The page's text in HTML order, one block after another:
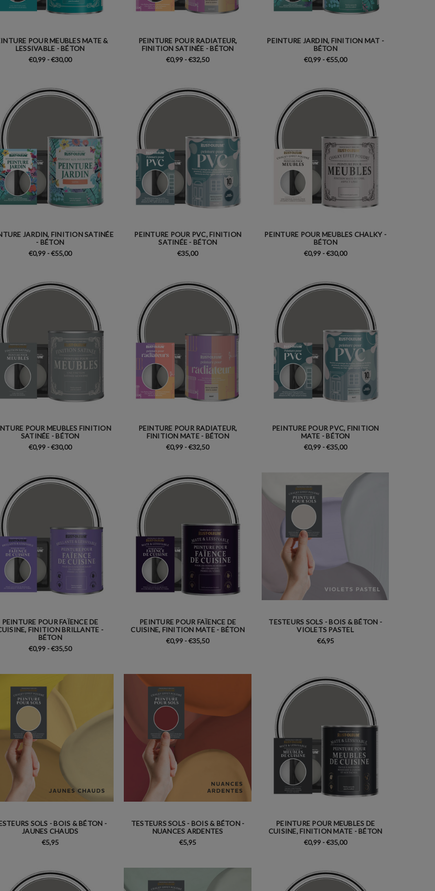
POUR MEUBLES MATE &
LESSIVABLE - BÉTON
€0,99 - €30,00
PEINTURE POUR RADIATEUR,
FINITION SATINÉE - BÉTON
€0,99 - €32,50
PEINTURE JARDIN, FINITION MAT -
BÉTON
€0,99 - €55,00
JARDIN, FINITION SATINÉE
- BÉTON
€0,99 - €55,00
PEINTURE POUR PVC, FINITION
SATINÉE - BÉTON
€35,00
PEINTURE POUR MEUBLES CHALKY -
BÉTON
€0,99 - €30,00
POUR MEUBLES FINITION
SATINÉE - BÉTON
€0,99 - €30,00
PEINTURE POUR RADIATEUR,
FINITION MATE - BÉTON
€0,99 - €32,50
PEINTURE POUR PVC, FINITION
MATE - BÉTON
€0,99 - €35,00
PEINTURE POUR FAÏENCE DE
FINITION BRILLANTE -
BÉTON
€0,99 - €35,50
PEINTURE POUR FAÏENCE DE
CUISINE, FINITION MATE - BÉTON
€0,99 - €35,50
TESTEURS SOLS - BOIS & BÉTON -
VIOLETS PASTEL
€6,95
SOLS - BOIS & BÉTON -
JAUNES CHAUDS
€5,95
TESTEURS SOLS - BOIS & BÉTON -
NUANCES ARDENTES
€5,95
PEINTURE POUR MEUBLES DE
CUISINE, FINITION MATE - BÉTON
€0,99 - €35,00